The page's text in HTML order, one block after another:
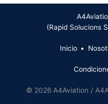
(Rapid Solucions
Inicio
© 2026 A4Aviation /